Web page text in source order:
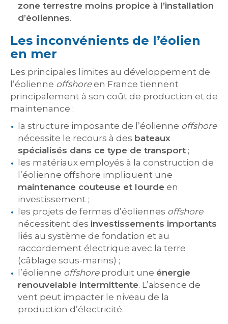
zone terrestre moins propice à l’installation
d’éoliennes.
Les inconvénients de l’éolien
en mer
Les principales limites au développement de
l’éolienne offshoreen France tiennent
principalement à son coût de production et de
maintenance :
la structure imposante de l’éolienne offshore
nécessite le recours à des bateaux
spécialisés dans ce type de transport ;
les matériaux employés à la construction de
l’éolienne offshore impliquent une
maintenance couteuse et lourde en
investissement ;
les projets de fermes d’éoliennes offshore
nécessitent des investissements importants
liés au système de fondation et au
raccordement électrique avec la terre
(câblage sous-marins) ;
l’éolienne offshoreproduit une énergie
renouvelable intermittente. L’absence de
vent peut impacter le niveau de la
production d’électricité.